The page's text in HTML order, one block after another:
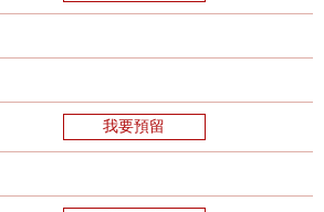
我要預留